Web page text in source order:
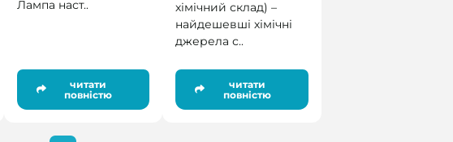
Лампа наст..
читати
повністю
хімічний склад) –
найдешевші хімічні
джерела с..
читати
повністю